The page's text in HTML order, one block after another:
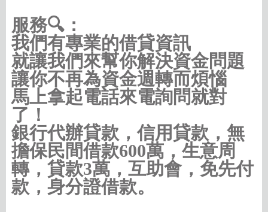
服務🔍：
我們有專業的借貸資訊
就讓我們來幫你解決資金問題
讓你不再為資金週轉而煩惱
馬上拿起電話來電詢問就對
了！
銀行代辦貸款，信用貸款，無
擔保民間借款600萬，生意周
轉，貸款3萬，互助會，免先付
款，身分證借款。